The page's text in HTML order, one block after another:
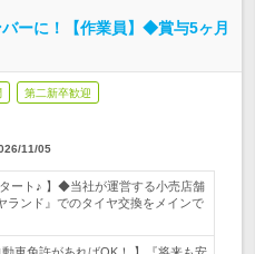
ーに！【作業員】◆賞与5ヶ月
第二新卒歓迎
11/05
ート♪ 】◆当社が運営する小売店舗
ランド』でのタイヤ交換をメインで
動車免許があればOK！ 】『将来も安